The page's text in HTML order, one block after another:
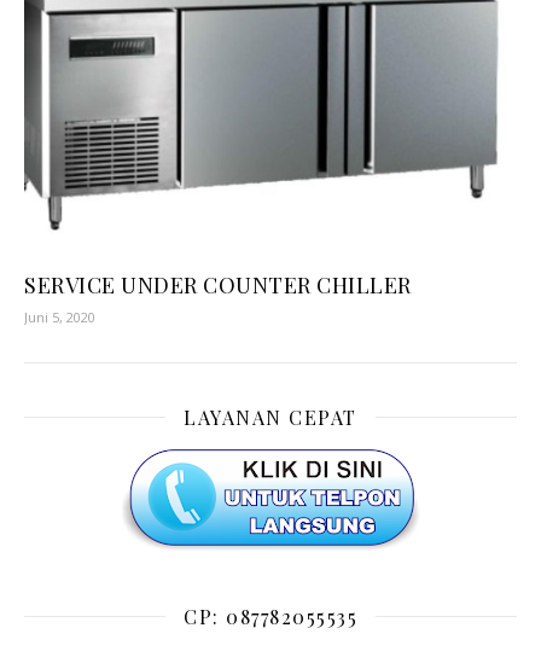
SERVICE UNDER COUNTER CHILLER
Juni 5, 2020
LAYANAN CEPAT
CP: 087782055535